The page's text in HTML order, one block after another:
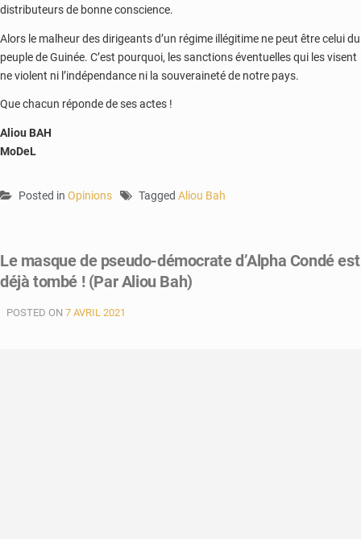
distributeurs de bonne conscience.
Alors le malheur des dirigeants d’un régime illégitime ne peut être celui du
peuple de Guinée. C’est pourquoi, les sanctions éventuelles qui les visent
ne violent ni l’indépendance ni la souveraineté de notre pays.
Que chacun réponde de ses actes !
Aliou BAH
MoDeL
Posted in Opinions Tagged Aliou Bah
Le masque de pseudo-démocrate d’Alpha Condé est
déjà tombé ! (Par Aliou Bah)
POSTED ON 7 AVRIL 2021